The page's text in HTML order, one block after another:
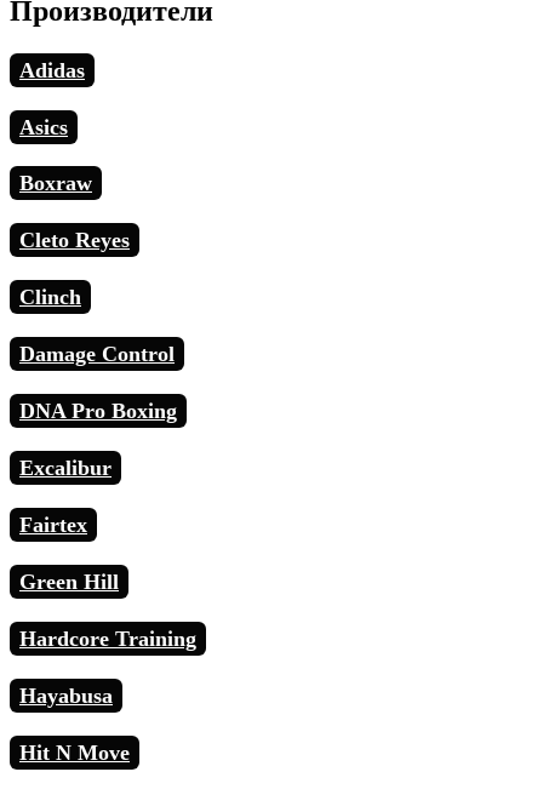
Производители
Adidas
Asics
Boxraw
Cleto Reyes
Clinch
Damage Control
DNA Pro Boxing
Excalibur
Fairtex
Green Hill
Hardcore Training
Hayabusa
Hit N Move